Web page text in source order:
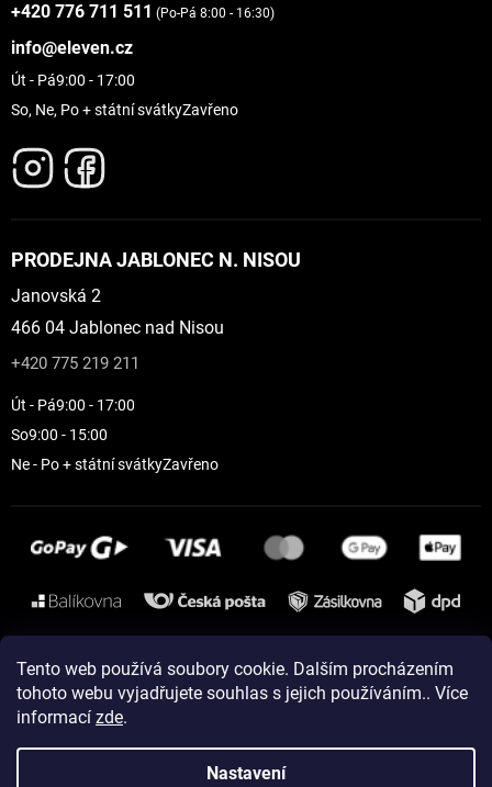
Tento web používá soubory cookie. Dalším procházením
tohoto webu vyjadřujete souhlas s jejich používáním.. Více
informací zde.
Nastavení
+420 776 711 511 (Po-Pá 8:00 - 16:30)
info@eleven.cz
Út - Pá9:00 - 17:00
So, Ne, Po + státní svátkyZavřeno
PRODEJNA JABLONEC N. NISOU
Janovská 2
466 04 Jablonec nad Nisou
+420 775 219 211
Út - Pá9:00 - 17:00
So9:00 - 15:00
Ne - Po + státní svátkyZavřeno
Instagram
Vytvořil Shoptet